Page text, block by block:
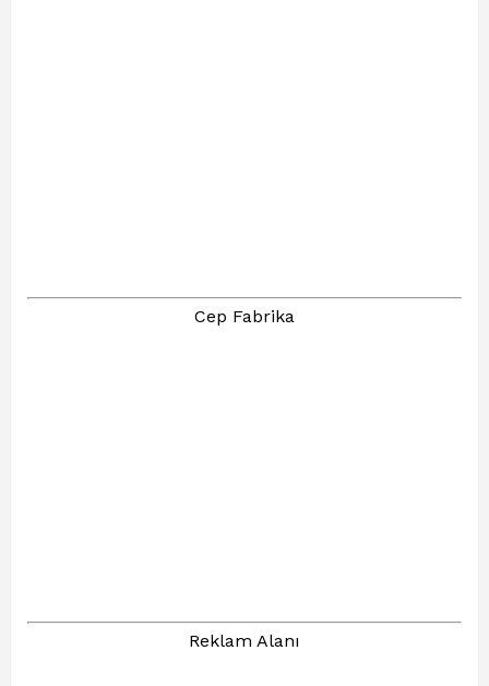
Cep Fabrika
Reklam Alanı